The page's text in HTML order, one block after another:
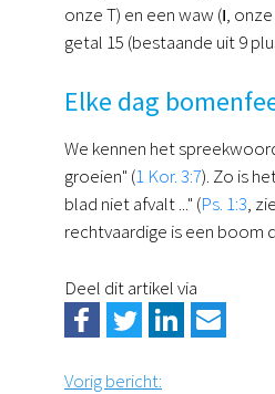
onze T) en een waw (ו,
getal 15 (bestaande uit 9
Elke dag
We kennen het
groeien" (1 Kor. 3:7). Zo is
blad niet afvalt ..." (Ps. 1:3,
rechtvaardige is een boom
Deel dit artikel via
Vorig bericht: